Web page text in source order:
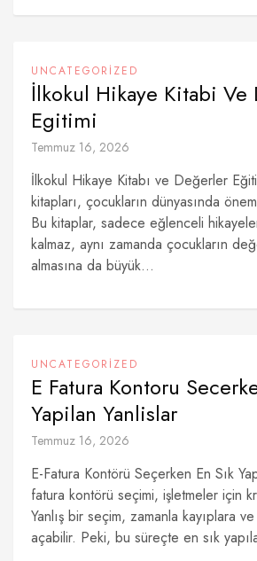
UNCATEGORIZED
İlkokul Hikaye Kitabi Ve
Egitimi
Temmuz 16, 2026
İlkokul Hikaye Kitabı ve Değerler
kitapları, çocukların dünyasında
Bu kitaplar, sadece eğlenceli
kalmaz, aynı zamanda çocukların
almasına da büyük...
UNCATEGORIZED
E Fatura Kontoru
Yapilan Yanlislar
Temmuz 16, 2026
E-Fatura Kontörü Seçerken En Sık
fatura kontörü seçimi, işletmeler için
Yanlış bir seçim, zamanla kayıplara
açabilir. Peki, bu süreçte en sık